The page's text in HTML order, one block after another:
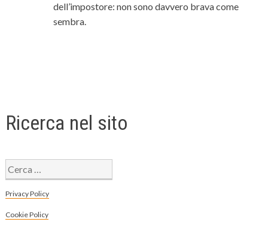
dell’impostore: non sono davvero brava come
sembra.
Ricerca nel sito
Ricerca
per:
Privacy Policy
Cookie Policy